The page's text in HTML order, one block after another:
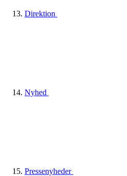
Direktion
Nyhed
Pressenyheder